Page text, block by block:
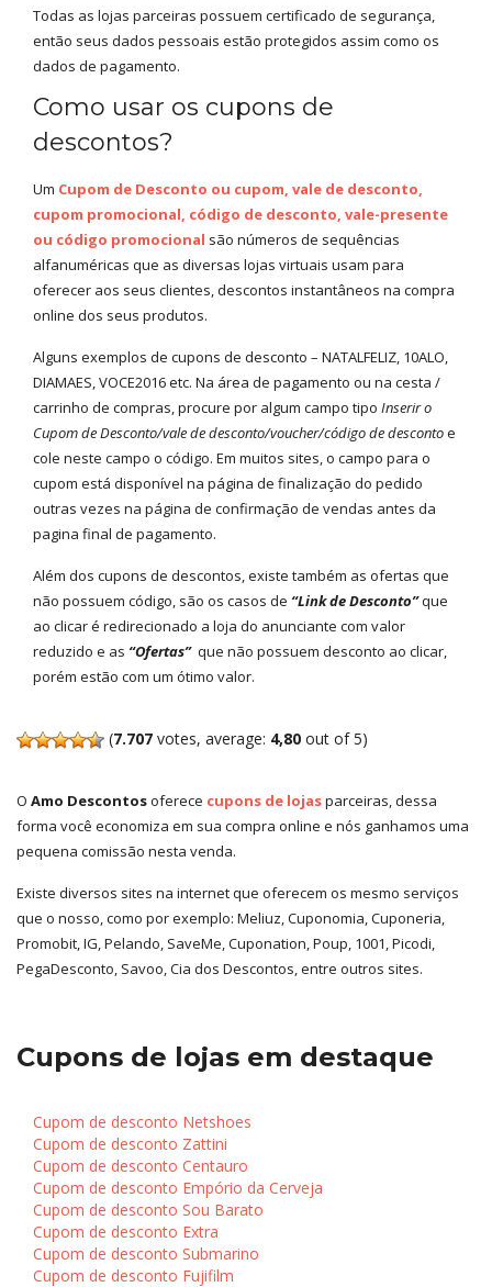
Todas as lojas parceiras possuem certificado de segurança,
então seus dados pessoais estão protegidos assim como os
dados de pagamento.
Como usar os cupons de
descontos?
Um Cupom de Desconto ou cupom, vale de desconto,
cupom promocional, código de desconto, vale-presente
ou código promocional são números de sequências
alfanuméricas que as diversas lojas virtuais usam para
oferecer aos seus clientes, descontos instantâneos na compra
online dos seus produtos.
Alguns exemplos de cupons de desconto – NATALFELIZ, 10ALO,
DIAMAES, VOCE2016 etc. Na área de pagamento ou na cesta /
carrinho de compras, procure por algum campo tipo Inserir o
Cupom de Desconto/vale de desconto/voucher/código de descontoe
cole neste campo o código. Em muitos sites, o campo para o
cupom está disponível na página de finalização do pedido
outras vezes na página de confirmação de vendas antes da
pagina final de pagamento.
Além dos cupons de descontos, existe também as ofertas que
não possuem código, são os casos de “Link de Desconto”que
ao clicar é redirecionado a loja do anunciante com valor
reduzido e as “Ofertas” que não possuem desconto ao clicar,
porém estão com um ótimo valor.
(7.707 votes, average: 4,80 out of 5)
O Amo Descontosoferece cupons de lojasparceiras, dessa
forma você economiza em sua compra online e nós ganhamos uma
pequena comissão nesta venda.
Existe diversos sites na internet que oferecem os mesmo serviços
que o nosso, como por exemplo: Meliuz, Cuponomia, Cuponeria,
Promobit, IG, Pelando, SaveMe, Cuponation, Poup, 1001, Picodi,
PegaDesconto, Savoo, Cia dos Descontos, entre outros sites.
Cupons de lojas em destaque
Cupom de desconto Netshoes
Cupom de desconto Zattini
Cupom de desconto Centauro
Cupom de desconto Empório da Cerveja
Cupom de desconto Sou Barato
Cupom de desconto Extra
Cupom de desconto Submarino
Cupom de desconto Fujifilm